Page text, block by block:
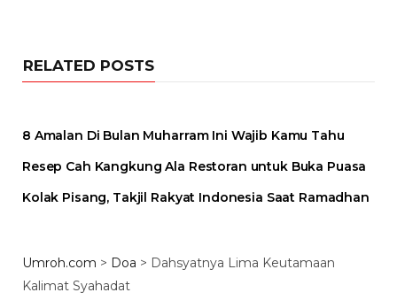
RELATED POSTS
8 Amalan Di Bulan Muharram Ini Wajib Kamu Tahu
Resep Cah Kangkung Ala Restoran untuk Buka Puasa
Kolak Pisang, Takjil Rakyat Indonesia Saat Ramadhan
Umroh.com > Doa > Dahsyatnya Lima Keutamaan
Kalimat Syahadat